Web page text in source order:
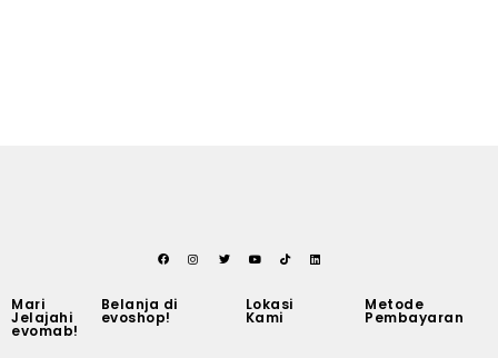
Mari
Jelajahi
evomab!
Belanja di
evoshop!
Lokasi
Kami
Metode
Pembayaran